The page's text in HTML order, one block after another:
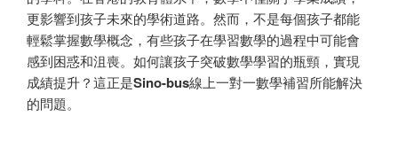
更影響到孩子未來的學術道路。然而，不是每個孩子都能
輕鬆掌握數學概念，有些孩子在學習數學的過程中可能會
感到困惑和沮喪。如何讓孩子突破數學學習的瓶頸，實現
成績提升？這正是Sino-bus線上一對一數學補習所能解決
的問題。